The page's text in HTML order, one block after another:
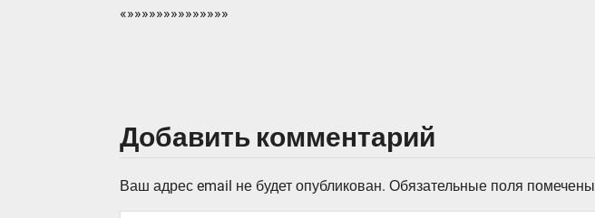
«»»»»»»»»»»»»»»
Добавить комментарий
Ваш адрес email не будет опубликован. Обязательные поля помечены